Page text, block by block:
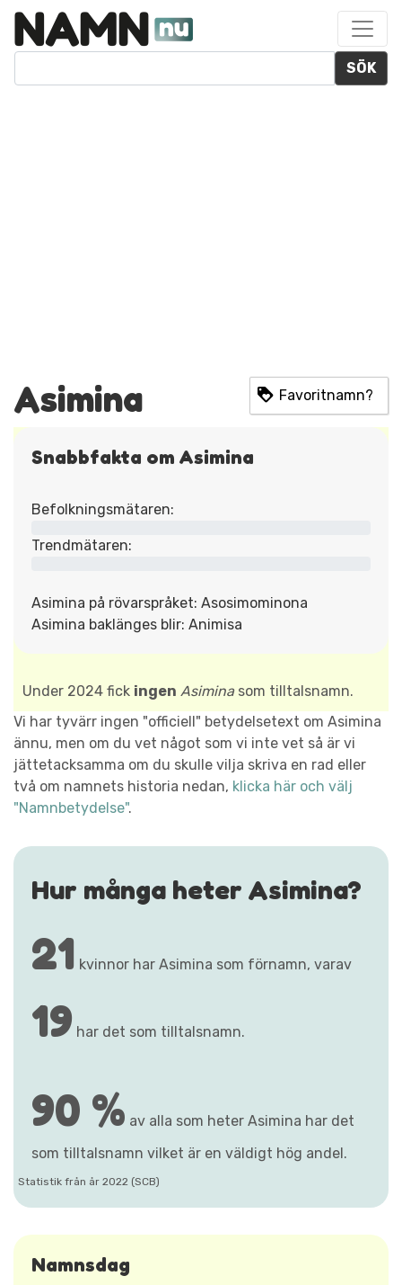
SÖK
Asimina Favoritnamn?
Snabbfakta om Asimina
Befolkningsmätaren:
Trendmätaren:
Asimina på rövarspråket: Asosimominona
Asimina baklänges blir: Animisa
Under 2024 fick ingen Asiminasom tilltalsnamn.
Vi har tyvärr ingen "officiell" betydelsetext om Asimina
ännu, men om du vet något som vi inte vet så är vi
jättetacksamma om du skulle vilja skriva en rad eller
två om namnets historia nedan, klicka här och välj
"Namnbetydelse".
Hur många heter Asimina?
21 kvinnor har Asimina som förnamn, varav
19 har det som tilltalsnamn.
90 % av alla som heter Asimina har det
som tilltalsnamn vilket är en väldigt hög andel.
Statistik från år 2022 (SCB)
Namnsdag